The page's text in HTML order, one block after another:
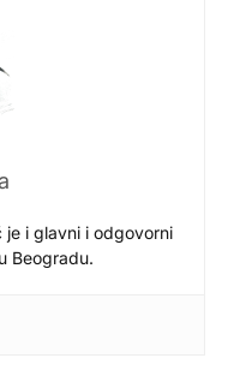
je i glavni i odgovorni
Beogradu.